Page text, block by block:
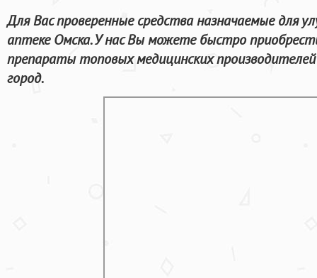
Для Вас проверенные средства назначаемые для
аптеке Омска. У нас Вы можете быстро
препараты топовых медицинских
город.